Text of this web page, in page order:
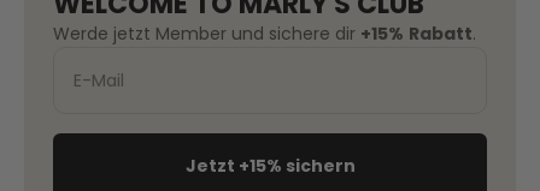
Werde jetzt Member und sichere dir +15% Rabatt.
Jetzt +15% sichern